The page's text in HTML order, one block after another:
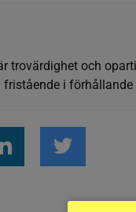
trovärdighet och
fristående i